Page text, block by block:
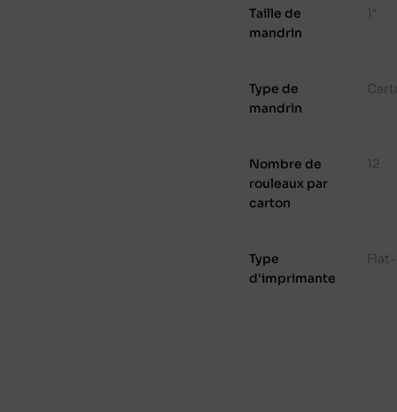
Taille de
mandrin
1"
Type de
mandrin
Nombre de
rouleaux par
carton
12
Type
d'imprimante